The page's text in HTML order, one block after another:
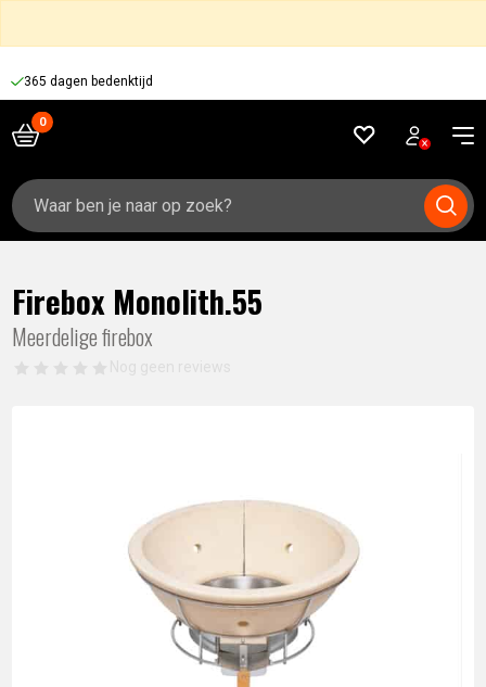
365 dagen bedenktijd
Zoeken
naar:
Firebox Monolith.55
Meerdelige firebox